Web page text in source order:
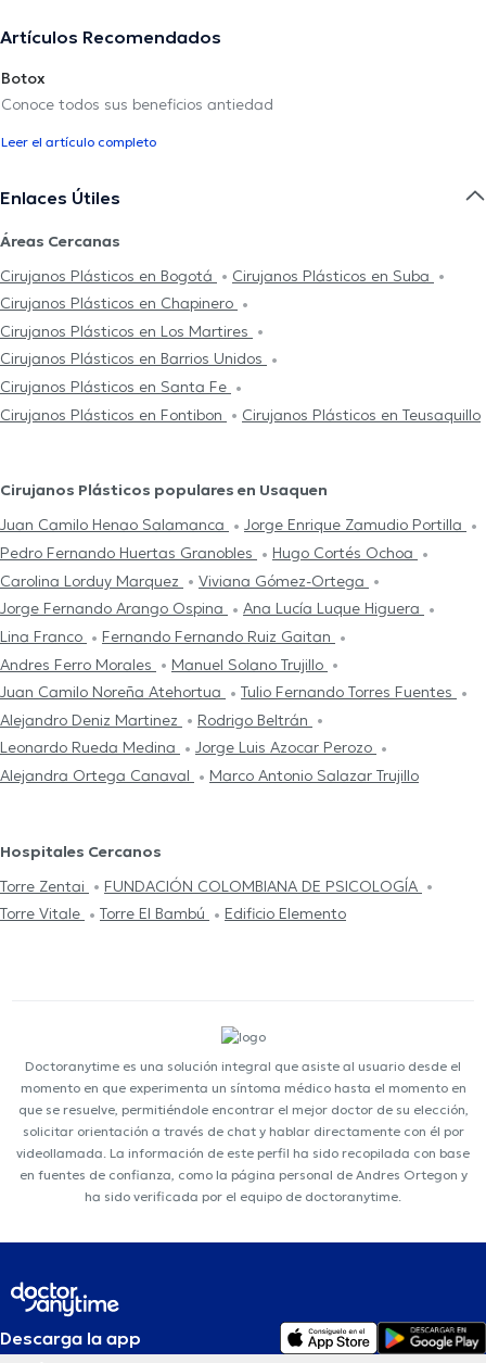
Artículos Recomendados
Botox
Conoce todos sus beneficios antiedad
Leer el artículo completo
Enlaces Útiles
Áreas Cercanas
Cirujanos Plásticos en Bogotá
Cirujanos Plásticos en Suba
Cirujanos Plásticos en Chapinero
Cirujanos Plásticos en Los Martires
Cirujanos Plásticos en Barrios Unidos
Cirujanos Plásticos en Santa Fe
Cirujanos Plásticos en Fontibon
Cirujanos Plásticos en Teusaquillo
Cirujanos Plásticos populares en Usaquen
Juan Camilo Henao Salamanca
Jorge Enrique Zamudio Portilla
Pedro Fernando Huertas Granobles
Hugo Cortés Ochoa
Carolina Lorduy Marquez
Viviana Gómez-Ortega
Jorge Fernando Arango Ospina
Ana Lucía Luque Higuera
Lina Franco
Fernando Fernando Ruiz Gaitan
Andres Ferro Morales
Manuel Solano Trujillo
Juan Camilo Noreña Atehortua
Tulio Fernando Torres Fuentes
Alejandro Deniz Martinez
Rodrigo Beltrán
Leonardo Rueda Medina
Jorge Luis Azocar Perozo
Alejandra Ortega Canaval
Marco Antonio Salazar Trujillo
Hospitales Cercanos
Torre Zentai
FUNDACIÓN COLOMBIANA DE PSICOLOGÍA
Torre Vitale
Torre El Bambú Edificio Elemento
Doctoranytime es una solución integral que asiste al usuario desde el
momento en que experimenta un síntoma médico hasta el momento en
que se resuelve, permitiéndole encontrar el mejor doctor de su elección,
solicitar orientación a través de chat y hablar directamente con él por
videollamada. La información de este perfil ha sido recopilada con base
en fuentes de confianza, como la página personal de Andres Ortegon y
ha sido verificada por el equipo de doctoranytime.
Descarga la app